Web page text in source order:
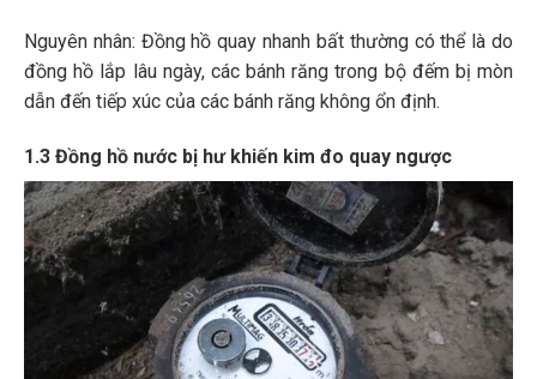
Nguyên nhân: Đồng hồ quay nhanh bất thường có thể là do
đồng hồ lắp lâu ngày, các bánh răng trong bộ đếm bị mòn
dẫn đến tiếp xúc của các bánh răng không ổn định.
1.3 Đồng hồ nước bị hư khiến kim đo quay ngược